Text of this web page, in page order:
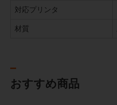
対応プリンタ
材質
おすすめ商品